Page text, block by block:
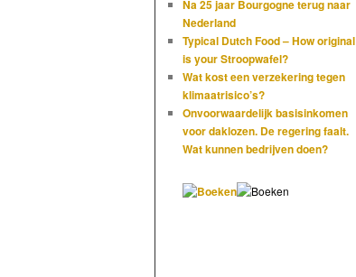
Na 25 jaar Bourgogne terug naar
Nederland
Typical Dutch Food – How original
is your Stroopwafel?
Wat kost een verzekering tegen
klimaatrisico’s?
Onvoorwaardelijk basisinkomen
voor daklozen. De regering faalt.
Wat kunnen bedrijven doen?